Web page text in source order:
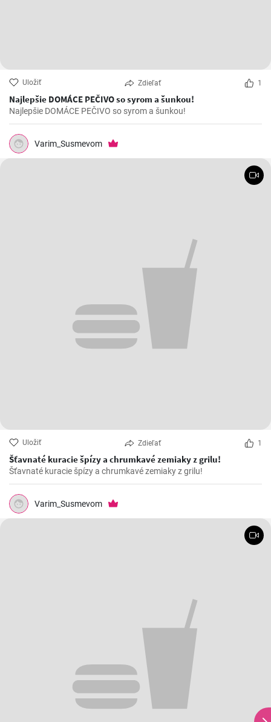
Uložiť Zdieľať 1
Najlepšie DOMÁCE PEČIVO so syrom a šunkou!
Najlepšie DOMÁCE PEČIVO so syrom a šunkou!
Varim_Susmevom
Uložiť Zdieľať 1
Šťavnaté kuracie špízy a chrumkavé zemiaky z grilu!
Šťavnaté kuracie špízy a chrumkavé zemiaky z grilu!
Varim_Susmevom